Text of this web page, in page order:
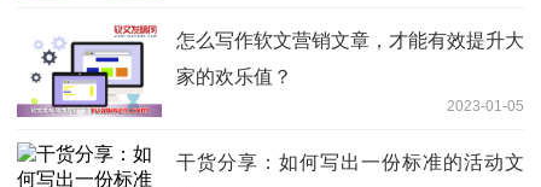
怎么写作软文营销文章，才能有效提升大
家的欢乐值？
2023-01-05
干货分享：如何写出一份标准的活动文